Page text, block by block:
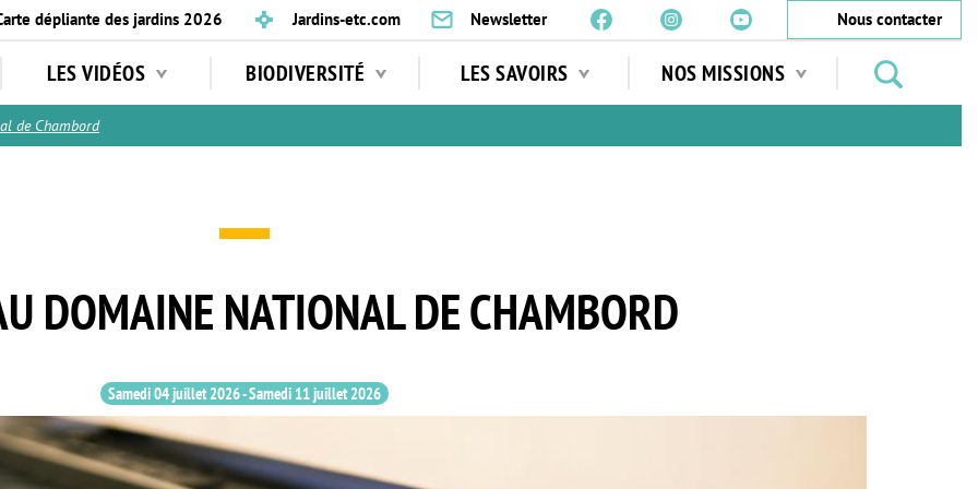
dépliante des jardins 2026 Jardins-etc.com Newsletter
Nous contacter
LES VIDÉOS BIODIVERSITÉ LES SAVOIRS NOS MISSIONS
jardins
de Chambord
DOMAINE NATIONAL DE CHAMBORD
Samedi 04 juillet 2026-Samedi 11 juillet 2026